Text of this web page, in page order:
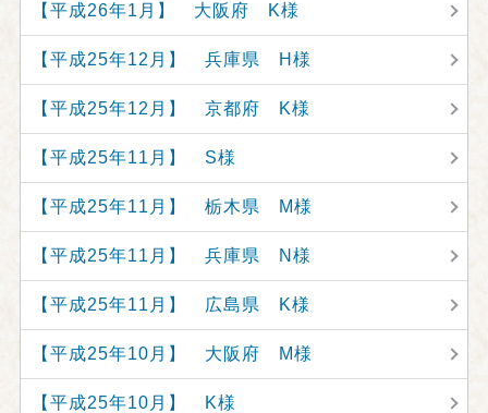
【平成26年1月】 大阪府 K様
【平成25年12月】 兵庫県 H様
【平成25年12月】 京都府 K様
【平成25年11月】 S様
【平成25年11月】 栃木県 M様
【平成25年11月】 兵庫県 N様
【平成25年11月】 広島県 K様
【平成25年10月】 大阪府 M様
【平成25年10月】 K様